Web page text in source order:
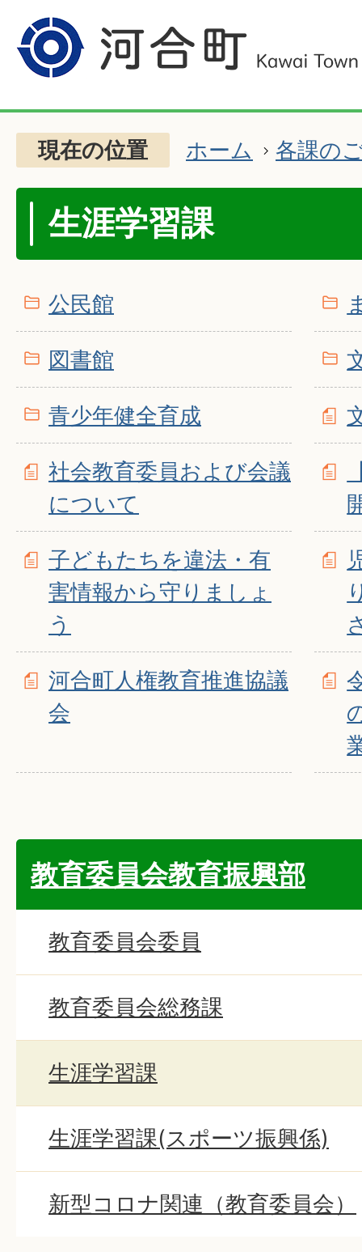
現在の位置 ホーム 各課の
生涯学習課
公民館
図書館
青少年健全育成
社会教育委員および会議
について
子どもたちを違法・有
害情報から守りましょ
う
河合町人権教育推進協議
会
教育委員会教育振興部
教育委員会委員
教育委員会総務課
生涯学習課
生涯学習課(スポーツ振興係)
新型コロナ関連（教育委員会）